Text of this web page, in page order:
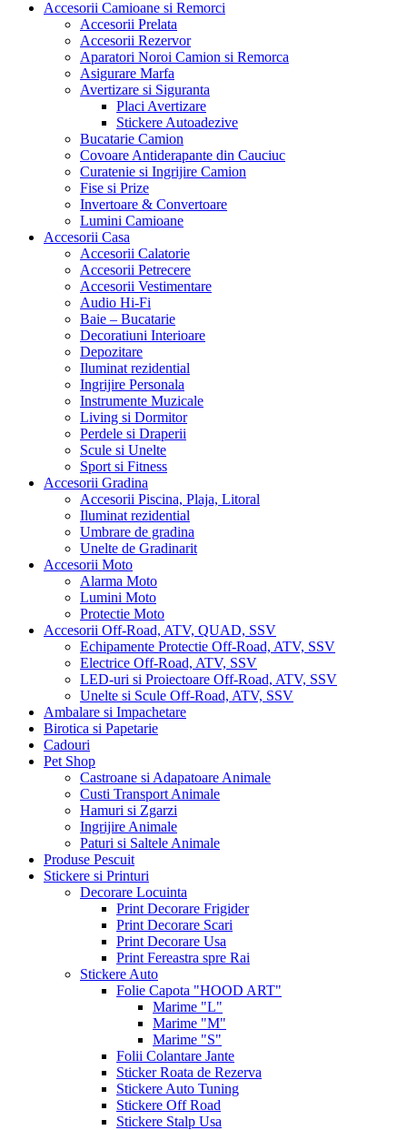
Accesorii Camioane si Remorci
Accesorii Prelata
Accesorii Rezervor
Aparatori Noroi Camion si Remorca
Asigurare Marfa
Avertizare si Siguranta
Placi Avertizare
Stickere Autoadezive
Bucatarie Camion
Covoare Antiderapante din Cauciuc
Curatenie si Ingrijire Camion
Fise si Prize
Invertoare & Convertoare
Lumini Camioane
Accesorii Casa
Accesorii Calatorie
Accesorii Petrecere
Accesorii Vestimentare
Audio Hi-Fi
Baie – Bucatarie
Decoratiuni Interioare
Depozitare
Iluminat rezidential
Ingrijire Personala
Instrumente Muzicale
Living si Dormitor
Perdele si Draperii
Scule si Unelte
Sport si Fitness
Accesorii Gradina
Accesorii Piscina, Plaja, Litoral
Iluminat rezidential
Umbrare de gradina
Unelte de Gradinarit
Accesorii Moto
Alarma Moto
Lumini Moto
Protectie Moto
Accesorii Off-Road, ATV, QUAD, SSV
Echipamente Protectie Off-Road, ATV, SSV
Electrice Off-Road, ATV, SSV
LED-uri si Proiectoare Off-Road, ATV, SSV
Unelte si Scule Off-Road, ATV, SSV
Ambalare si Impachetare
Birotica si Papetarie
Cadouri
Pet Shop
Castroane si Adapatoare Animale
Custi Transport Animale
Hamuri si Zgarzi
Ingrijire Animale
Paturi si Saltele Animale
Produse Pescuit
Stickere si Printuri
Decorare Locuinta
Print Decorare Frigider
Print Decorare Scari
Print Decorare Usa
Print Fereastra spre Rai
Stickere Auto
Folie Capota "HOOD ART"
Marime "L"
Marime "M"
Marime "S"
Folii Colantare Jante
Sticker Roata de Rezerva
Stickere Auto Tuning
Stickere Off Road
Stickere Stalp Usa